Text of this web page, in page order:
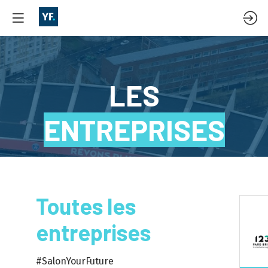
LES
ENTREPRISES
Toutes les
entreprises
#SalonYourFuture